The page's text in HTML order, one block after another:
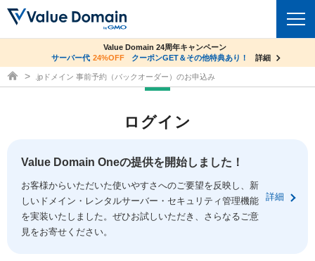
ドメイントップ
ドメイン移管
ドメイン価格一覧
ドメイン一括検索
コアサーバー
バリューサーバー
XREA
セキュリティトップ
Value Domain ネットde診断
SSL証明書
サービストップ
お得意様割引
facebook
co.jpドメイン✕コアサーバーV2ビジネス応援キャンペーン
サーバー料金1年間無料
詳細
Value Domain 24周年キャンペーン
サーバー代 24%OFF クーポンGET＆その他特典あり！ 詳細
ドメイン取得ならバリュードメイン
.jpドメイン 事前予約（バックオーダー）のお申込み
ログイン
Value Domain Oneの提供を開始しました！
お客様からいただいた使いやすさへのご要望を反映し、新
しいドメイン・レンタルサーバー・セキュリティ管理機能
を実装いたしました。ぜひお試しいただき、さらなるご意
見をお寄せください。
詳細